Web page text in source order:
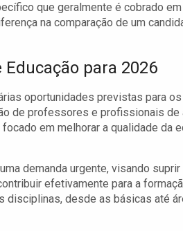
que geralmente é cobrado
na comparação de um
para 2026
oportunidades previstas para
de professores e profissionais
em melhorar a qualidade da
demanda urgente, visando
efetivamente para a
disciplinas, desde as básicas até